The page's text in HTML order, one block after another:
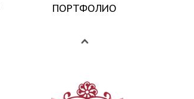
ПОРТФОЛИО